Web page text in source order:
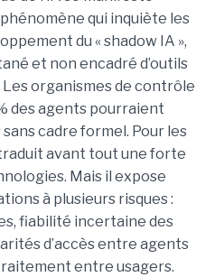
qui inquiète les
du « shadow IA »,
et non encadré d’outils
Les organismes de contrôle
des agents pourraient
cadre formel. Pour les
avant tout une forte
Mais il expose
à plusieurs risques :
fiabilité incertaine des
d’accès entre agents
entre usagers.